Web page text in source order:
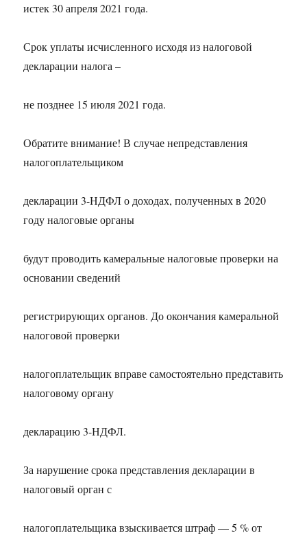
истек 30 апреля 2021 года.
Срок уплаты исчисленного исходя из налоговой
декларации налога –
не позднее 15 июля 2021 года.
Обратите внимание! В случае непредставления
налогоплательщиком
декларации 3-НДФЛ о доходах, полученных в 2020
году налоговые органы
будут проводить камеральные налоговые проверки на
основании сведений
регистрирующих органов. До окончания камеральной
налоговой проверки
налогоплательщик вправе самостоятельно представить
налоговому органу
декларацию 3-НДФЛ.
За нарушение срока представления декларации в
налоговый орган с
налогоплательщика взыскивается штраф — 5 % от